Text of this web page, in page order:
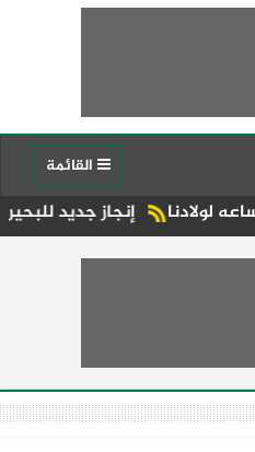
إنجاز جديد للبحيرة.. شبراخيت وبدر ضمن أفضل 10 وحدات محلية على